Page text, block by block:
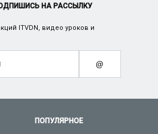
ПОПУЛЯРНОЕ
НА РАССЫЛКУ
ITVDN, видео уроков и
@